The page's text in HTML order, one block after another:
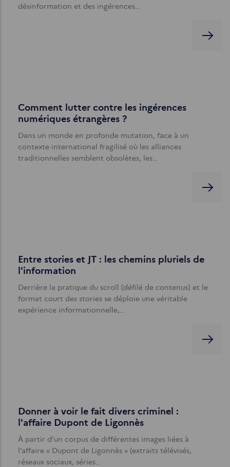
désinformation et des ingérences…
Comment lutter contre les ingérences
numériques étrangères ?
Dans un monde en profonde mutation, face à un
contexte international fragilisé où les alliances
traditionnelles semblent obsolètes, les…
Entre stories et JT : les chemins pluriels de
l'information
Derrière la pratique du scroll (défilé de contenus) et le
format court des stories se déploie une véritable
expérience informationnelle,…
Donner à voir le fait divers criminel :
l'affaire Dupont de Ligonnès
À partir d’un corpus de différentes images liées à
l’affaire « Dupont de Ligonnès » (extraits télévisés,
réseaux sociaux, séries…